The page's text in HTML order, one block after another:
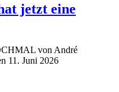
jetzt eine
von André
11. Juni 2026